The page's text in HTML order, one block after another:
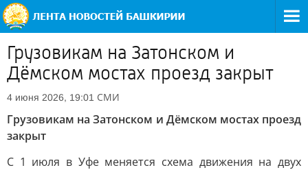
Грузовикам на Затонском и
Дёмском мостах проезд закрыт
4 июня 2026, 19:01 СМИ
Грузовикам на Затонском и Дёмском мостах проезд
закрыт
С 1 июля в Уфе меняется схема движения на двух